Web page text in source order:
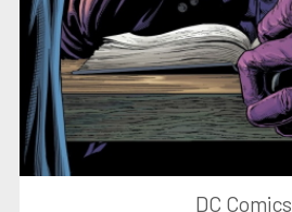
DC Comics